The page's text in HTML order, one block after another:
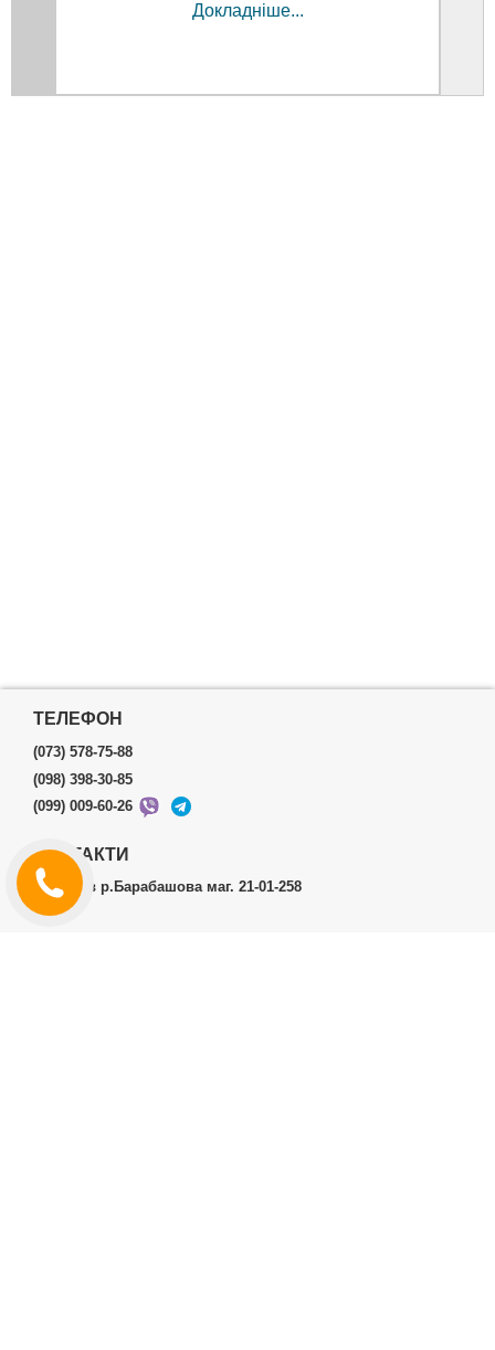
Докладніше...
ТЕЛЕФОН
(073) 578-75-88
(098) 398-30-85
(099) 009-60-26
КОНТАКТИ
м.Харків р.Барабашова маг. 21-01-258